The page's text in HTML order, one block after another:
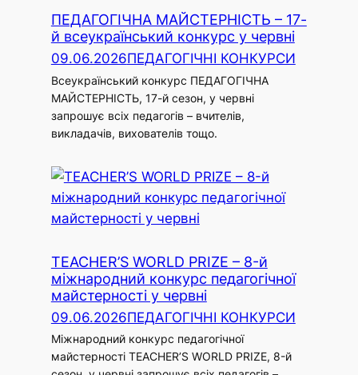
ПЕДАГОГІЧНА МАЙСТЕРНІСТЬ – 17-
й всеукраїнський конкурс у червні
09.06.2026ПЕДАГОГІЧНІ КОНКУРСИ
Всеукраїнський конкурс ПЕДАГОГІЧНА
МАЙСТЕРНІСТЬ, 17-й сезон, у червні
запрошує всіх педагогів – вчителів,
викладачів, вихователів тощо.
TEACHER’S WORLD PRIZE – 8-й
міжнародний конкурс педагогічної
майстерності у червні
09.06.2026ПЕДАГОГІЧНІ КОНКУРСИ
Міжнародний конкурс педагогічної
майстерності TEACHER’S WORLD PRIZE, 8-й